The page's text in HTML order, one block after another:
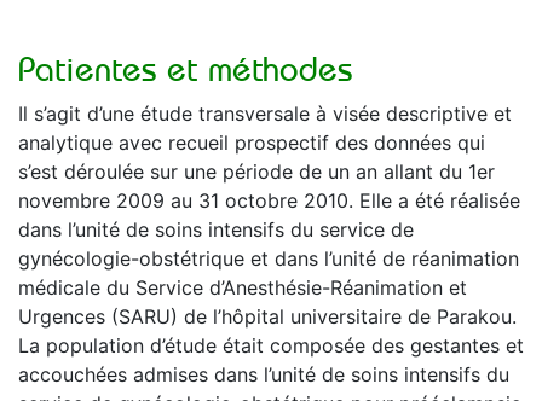
Patientes et méthodes
Il s’agit d’une étude transversale à visée descriptive et
analytique avec recueil prospectif des données qui
s’est déroulée sur une période de un an allant du 1er
novembre 2009 au 31 octobre 2010. Elle a été réalisée
dans l’unité de soins intensifs du service de
gynécologie-obstétrique et dans l’unité de réanimation
médicale du Service d’Anesthésie-Réanimation et
Urgences (SARU) de l’hôpital universitaire de Parakou.
La population d’étude était composée des gestantes et
accouchées admises dans l’unité de soins intensifs du